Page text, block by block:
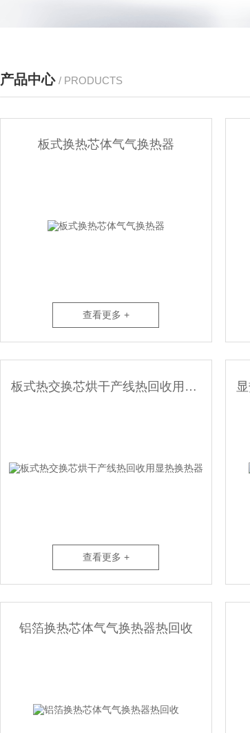
产品中心 / PRODUCTS
板式换热芯体气气换热器
查看更多 +
板式热交换芯烘干产线热回收用显热换热器
查看更多 +
铝箔换热芯体气气换热器热回收